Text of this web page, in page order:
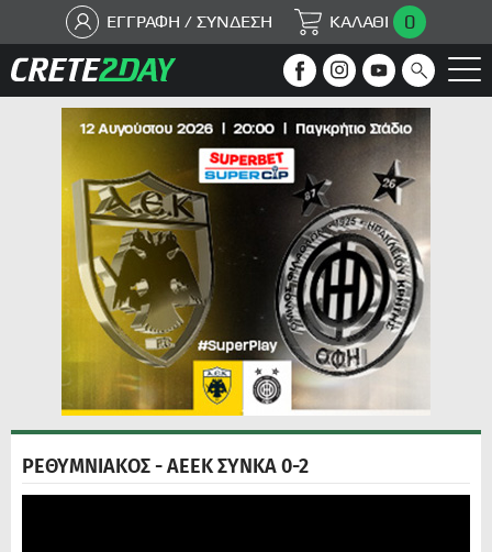
ΕΓΓΡΑΦΗ / ΣΥΝΔΕΣΗ ΚΑΛΑΘΙ 0
ΡΕΘΥΜΝΙΑΚΟΣ - ΑΕΕΚ ΣΥΝΚΑ 0-2